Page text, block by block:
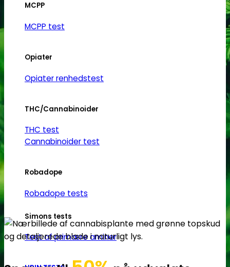
MCPP
MCPP test
Opiater
Opiater renhedstest
THC/Cannabinoider
THC test
Cannabinoider test
Robadope
Robadope tests
Simons tests
Test af primære aminer